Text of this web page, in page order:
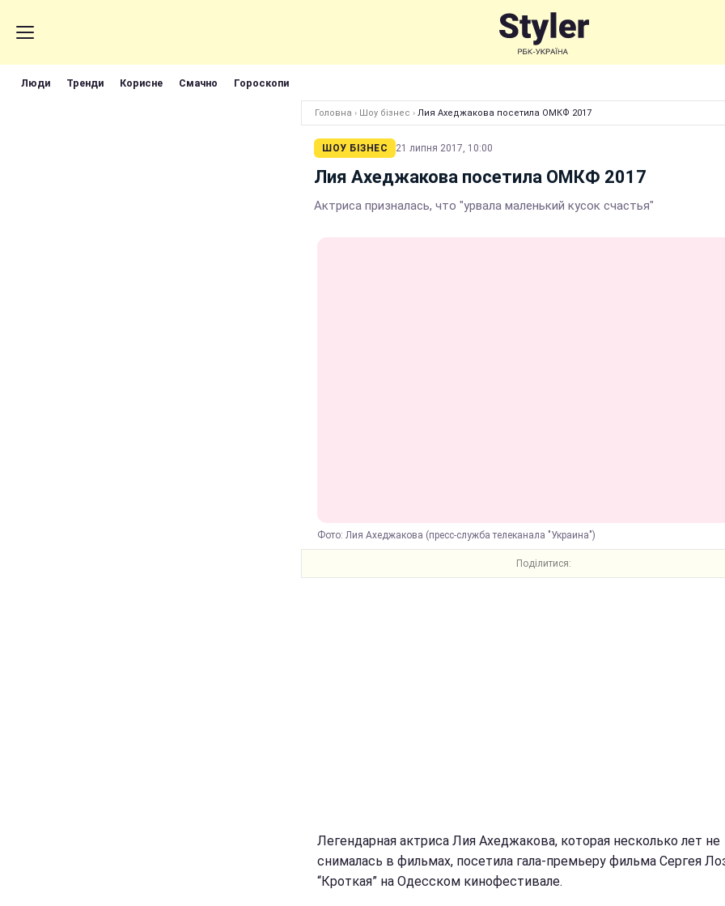
Люди Тренди Корисне Смачно Гороскопи
Головна › Шоу бізнес › Лия Ахеджакова посетила ОМКФ 2017
ШОУ БІЗНЕС 21 липня 2017, 10:00
Лия Ахеджакова посетила ОМКФ 2017
Актриса призналась, что "урвала маленький кусок счастья"
Фото: Лия Ахеджакова (пресс-служба телеканала "Украина")
Поділитися:
Легендарная актриса Лия Ахеджакова, которая несколько лет не
снималась в фильмах, посетила гала-премьеру фильма Сергея
“Кроткая” на Одесском кинофестивале.